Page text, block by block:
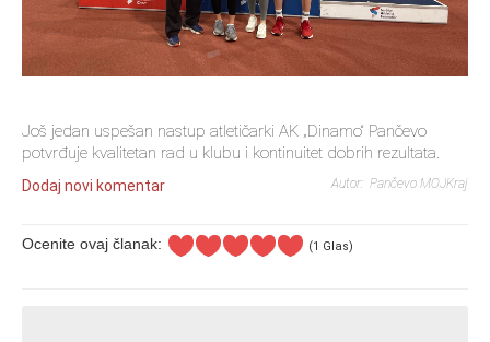
Još jedan uspešan nastup atletičarki AK „Dinamo“ Pančevo
potvrđuje kvalitetan rad u klubu i kontinuitet dobrih rezultata.
Dodaj novi komentar Autor: Pančevo MOJKraj
Ocenite ovaj članak: (1 Glas)